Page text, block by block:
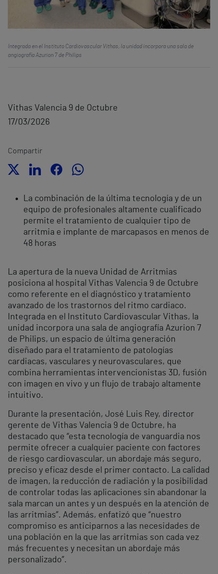
Integrada en el Instituto Cardiovascular Vithas, la unidad incorpora una sala de
angiografía Azurion 7 de Philips
Vithas Valencia 9 de Octubre
17/03/2026
Compartir
La combinación de la última tecnología y de un
equipo de profesionales altamente cualificado
permite el tratamiento de cualquier tipo de
arritmia e implante de marcapasos en menos de
48 horas
La apertura de la nueva Unidad de Arritmias
posiciona al hospital Vithas Valencia 9 de Octubre
como referente en el diagnóstico y tratamiento
avanzado de los trastornos del ritmo cardiaco.
Integrada en el Instituto Cardiovascular Vithas, la
unidad incorpora una sala de angiografía Azurion 7
de Philips, un espacio de última generación
diseñado para el tratamiento de patologías
cardiacas, vasculares y neurovasculares, que
combina herramientas intervencionistas 3D, fusión
con imagen en vivo y un flujo de trabajo altamente
intuitivo.
Durante la presentación, José Luis Rey, director
gerente de Vithas Valencia 9 de Octubre, ha
destacado que “esta tecnología de vanguardia nos
permite ofrecer a cualquier paciente con factores
de riesgo cardiovascular, un abordaje más seguro,
preciso y eficaz desde el primer contacto. La calidad
de imagen, la reducción de radiación y la posibilidad
de controlar todas las aplicaciones sin abandonar la
sala marcan un antes y un después en la atención de
las arritmias”. Además, enfatizó que “nuestro
compromiso es anticiparnos a las necesidades de
una población en la que las arritmias son cada vez
más frecuentes y necesitan un abordaje más
personalizado”.